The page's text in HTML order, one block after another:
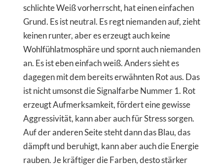
schlichte Weiß vorherrscht, hat einen einfachen
Grund. Es ist neutral. Es regt niemanden auf, zieht
keinen runter, aber es erzeugt auch keine
Wohlfühlatmosphäre und spornt auch niemanden
an. Es ist eben einfach weiß. Anders sieht es
dagegen mit dem bereits erwähnten Rot aus. Das
ist nicht umsonst die Signalfarbe Nummer 1. Rot
erzeugt Aufmerksamkeit, fördert eine gewisse
Aggressivität, kann aber auch für Stress sorgen.
Auf der anderen Seite steht dann das Blau, das
dämpft und beruhigt, kann aber auch die Energie
rauben. Je kräftiger die Farben, desto stärker